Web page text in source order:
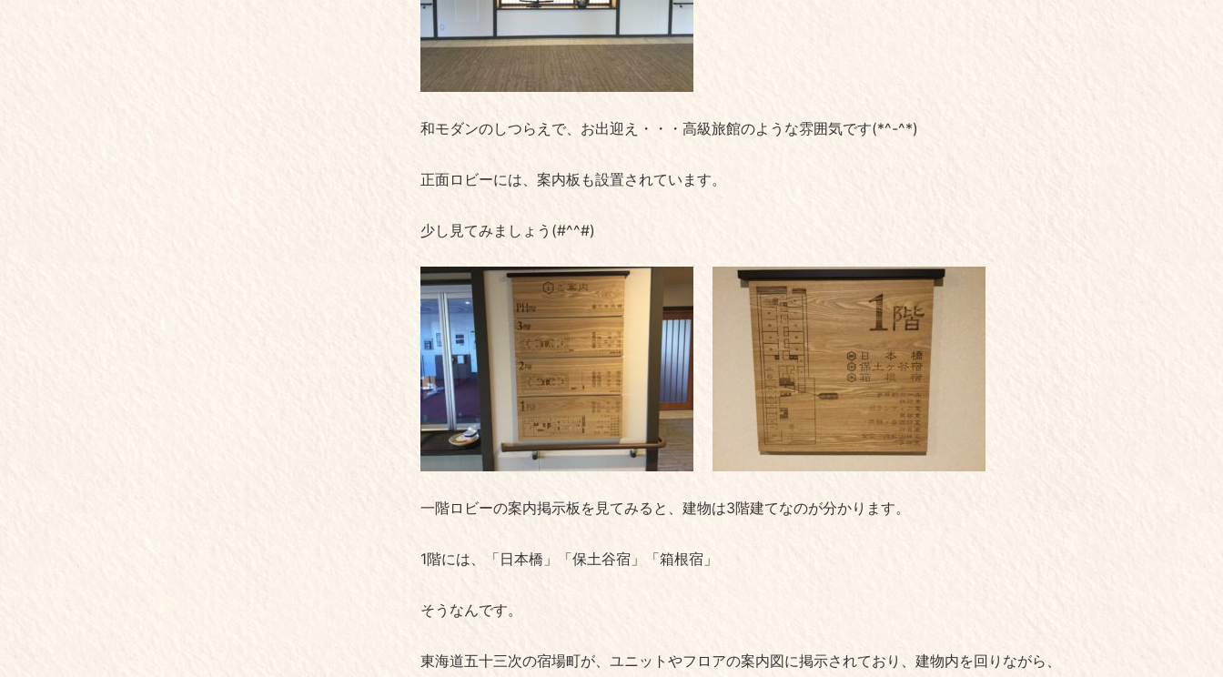
和モダンのしつらえで、お出迎え・・・高級旅館のような雰囲気です(*^-^*)
正面ロビーには、案内板も設置されています。
少し見てみましょう(#^^#)
一階ロビーの案内掲示板を見てみると、建物は3階建てなのが分かります。
1階には、「日本橋」「保土谷宿」「箱根宿」
そうなんです。
東海道五十三次の宿場町が、ユニットやフロアの案内図に掲示されており、建物内を回りながら、